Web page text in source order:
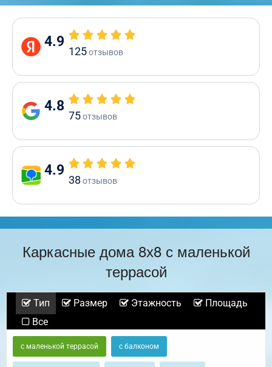
4.9
125отзывов
4.8
75отзывов
4.9
38 отзывов
Каркасные дома 8х8 с маленькой
террасой
Тип Размер Этажность
Площадь
Все
с маленькой террасой с балконом